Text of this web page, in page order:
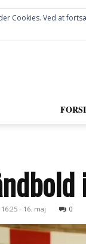
16:25 - 16. maj 0
Cookies. Ved at